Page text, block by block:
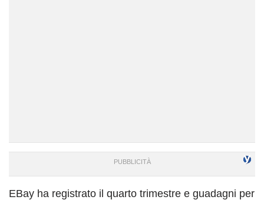
EBay ha registrato il quarto trimestre e guadagni per